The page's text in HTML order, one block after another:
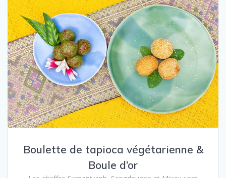
Boulette de tapioca végétarienne &
Boule d’or